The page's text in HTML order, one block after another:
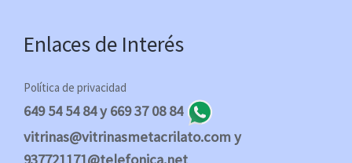
Enlaces de Interés
Política de privacidad
649 54 54 84 y 669 37 08 84
vitrinas@vitrinasmetacrilato.com y
937721171@telefonica.net